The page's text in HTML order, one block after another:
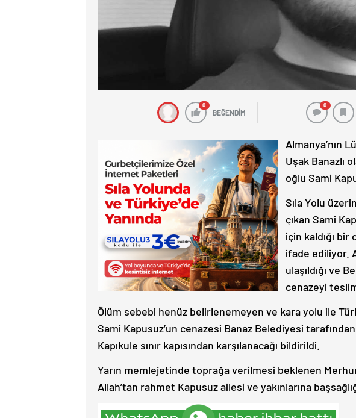
0
BEĞENDİM
0
Almanya’nın
Uşak Banazlı
oğlu Sami
Sıla Yolu
çıkan Sami
için kaldığı
ifade ediliyor.
ulaşıldığı ve
cenazeyi
Ölüm sebebi henüz belirlenemeyen ve kara yolu ile
Sami Kapusuz’un cenazesi Banaz Belediyesi
Kapıkule sınır kapısından karşılanacağı bildirildi.
Yarın memlejetinde toprağa verilmesi beklenen
Allah’tan rahmet Kapusuz ailesi ve yakınlarına